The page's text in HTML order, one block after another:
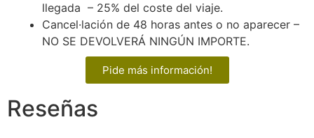
llegada – 25% del coste del viaje.
Cancel·lación de 48 horas antes o no aparecer –
NO SE DEVOLVERÁ NINGÚN IMPORTE.
Pide más información!
Reseñas